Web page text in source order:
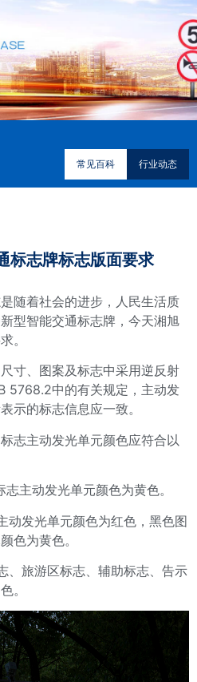
常见百科 行业动态
标志牌标志版面要求
随着社会的进步，人民生活质
型智能交通标志牌，今天湘旭
。
寸、图案及标志中采用逆反射
5768.2中的有关规定，主动发
示的标志信息应一致。
志主动发光单元颜色应符合以
主动发光单元颜色为黄色。
动发光单元颜色为红色，黑色图
色为黄色。
、旅游区标志、辅助标志、告示
。